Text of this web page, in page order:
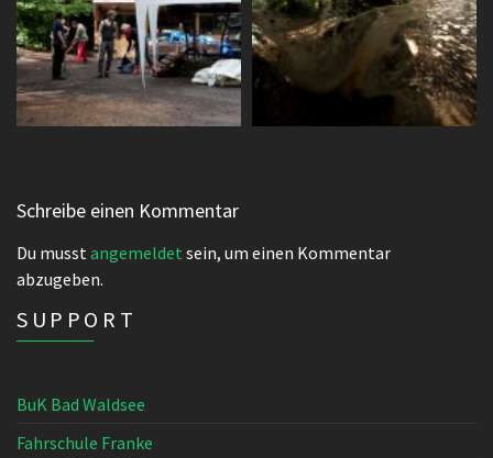
Schreibe einen Kommentar
Du musstangemeldet sein, um einen Kommentar
abzugeben.
SUPPORT
BuK Bad Waldsee
Fahrschule Franke